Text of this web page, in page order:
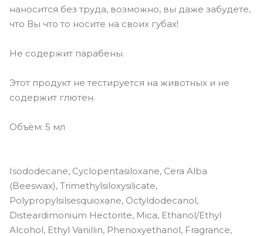
наносится без труда, возможно, вы даже забудете,
что Вы что то носите на своих губах!
Не содержит парабены.
Этот продукт не тестируется на животных и не
содержит глютен.
Объём: 5 мл
Isododecane, Cyclopentasiloxane, Cera Alba
(Beeswax), Trimethylsiloxysilicate,
Polypropylsilsesquioxane, Octyldodecanol,
Disteardimonium Hectorite, Mica, Ethanol/Ethyl
Alcohol, Ethyl Vanillin, Phenoxyethanol, Fragrance,